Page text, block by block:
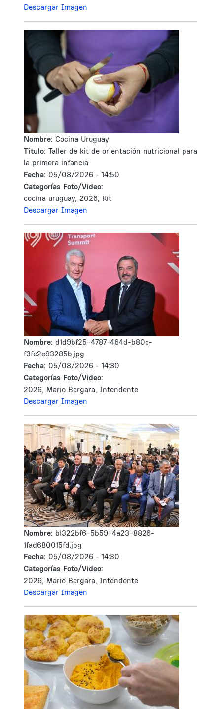
Descargar Imagen
Nombre: Cocina Uruguay
Tìtulo: Taller de kit de orientación nutricional para
la primera infancia
Fecha: 05/08/2026 - 14:50
Categorías Foto/Video:
cocina uruguay, 2026, Kit
Descargar Imagen
Nombre: d1d9bf25-4787-464d-b80c-
f3fe2e93285b.jpg
Fecha: 05/08/2026 - 14:30
Categorías Foto/Video:
2026, Mario Bergara, Intendente
Descargar Imagen
Nombre: b1322bf6-5b59-4a23-8826-
1fad680015fd.jpg
Fecha: 05/08/2026 - 14:30
Categorías Foto/Video:
2026, Mario Bergara, Intendente
Descargar Imagen